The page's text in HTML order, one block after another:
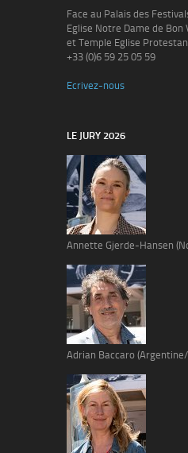
Face au Palais des
Eglise Notre Dame de Bon
et Temple Eglise
+33 (0)6 59 25 05 59
Ecrivez-nous
LE JURY 2026
Annette Gjerde-Hansen
Adrian Baccaro